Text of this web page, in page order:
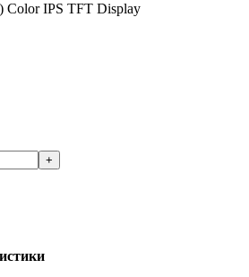
Color IPS TFT Display
+